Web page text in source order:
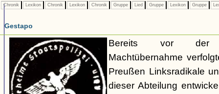
Chronik Lexikon Chronik Lexikon Chronik Gruppe Lied Gruppe Lexikon Gruppe
Gestapo
Bereits vor der
Machtübernahme
Preußen Linksradikale
dieser Abteilung